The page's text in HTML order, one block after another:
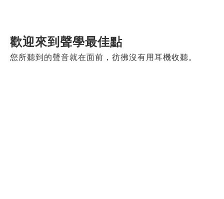
歡迎來到聲學最佳點
您所聽到的聲音就在面前，彷彿沒有用耳機收聽。